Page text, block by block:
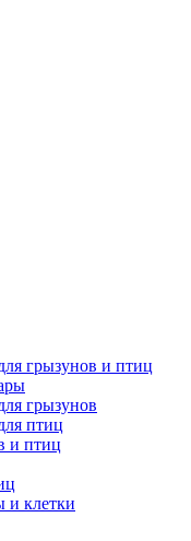
грызунов и птиц
грызунов
птиц
и птиц
и клетки